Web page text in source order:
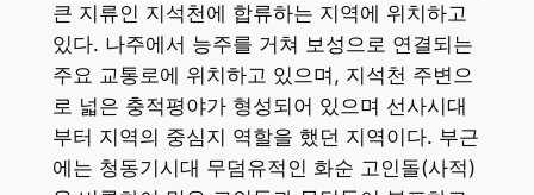
큰 지류인 지석천에 합류하는 지역에 위치하고
있다. 나주에서 능주를 거쳐 보성으로 연결되는
주요 교통로에 위치하고 있으며, 지석천 주변으
로 넓은 충적평야가 형성되어 있으며 선사시대
부터 지역의 중심지 역할을 했던 지역이다. 부근
에는 청동기시대 무덤유적인 화순 고인돌(사적)